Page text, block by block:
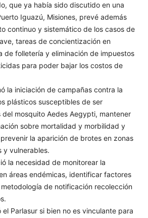
que ya había sido discutido en una
Iguazú, Misiones, prevé además
continuo y sistemático de los casos de
tareas de concientización en
de folletería y eliminación de impuestos
para poder bajar los costos de
la iniciación de campañas contra la
plásticos susceptibles de ser
del mosquito Aedes Aegypti, mantener
sobre mortalidad y morbilidad y
la aparición de brotes en zonas
y vulnerables.
la necesidad de monitorear la
áreas endémicas, identificar factores
de notificación recolección
el Parlasur si bien no es vinculante para